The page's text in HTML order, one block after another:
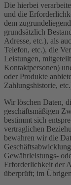
Die hierbei
und die
dem
grundsätzlich
Adresse, etc.), als
Telefon, etc.), die
Leistungen,
Kontaktpersonen)
oder Produkte
Zahlungshistorie,
Wir löschen Daten,
geschäftsmäßigen
bestimmt sich
vertraglichen
bewahren wir die
Gewährleistungs-
Erforderlichkeit der
überprüft; im